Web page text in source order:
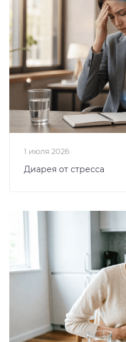
1 июля 2026
Диарея от стресса